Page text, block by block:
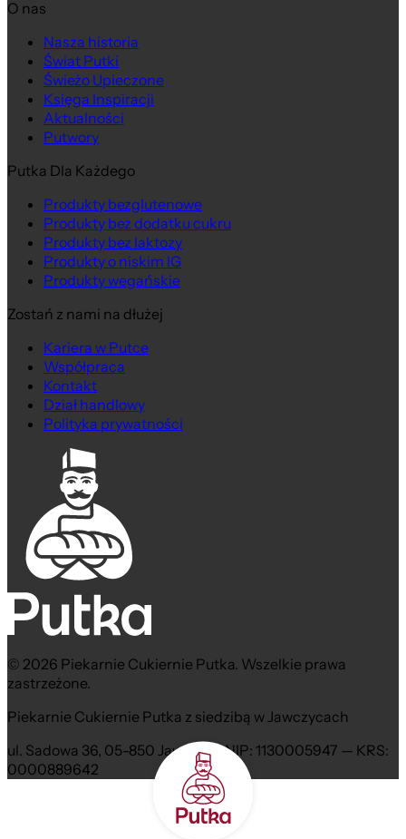
O nas
Nasza historia
Świat Putki
Świeżo Upieczone
Księga Inspiracji
Aktualności
Putwory
Putka Dla Każdego
Produkty bezglutenowe
Produkty bez dodatku cukru
Produkty bez laktozy
Produkty o niskim IG
Produkty wegańskie
Zostań z nami na dłużej
Kariera w Putce
Współpraca
Kontakt
Dział handlowy
Polityka prywatności
© 2026 Piekarnie Cukiernie Putka. Wszelkie prawa
zastrzeżone.
Piekarnie Cukiernie Putka z siedzibą w Jawczycach
ul. Sadowa 36, 05-850 Jawczyce NIP: 1130005947 — KRS:
0000889642